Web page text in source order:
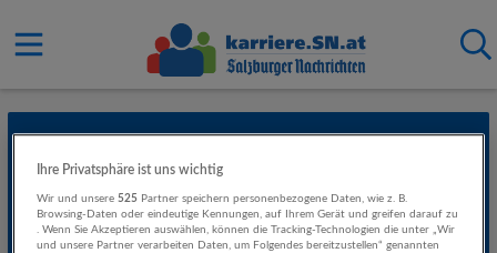
verfügbar. Spannende aktuelle Jobs findest
duhier.
Ihre Privatsphäre ist uns wichtig
Wir und unsere525 Partner speichern personenbezogene Daten, wie z. B.
Browsing-Daten oder eindeutige Kennungen, auf Ihrem Gerät und greifen darauf zu
. Wenn Sie Akzeptieren auswählen, können die Tracking-Technologien die unter „Wir
und unsere Partner verarbeiten Daten, um Folgendes bereitzustellen“ genannten